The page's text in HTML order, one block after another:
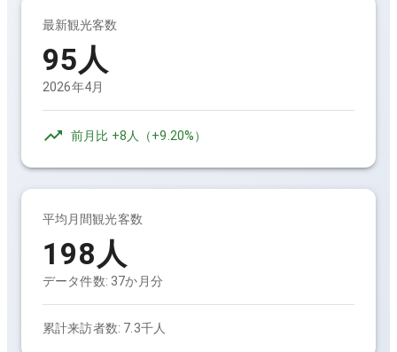
最新観光客数
95人
2026年4月
前月比 +8人 （+9.20%）
平均月間観光客数
198人
データ件数: 37か月分
累計来訪者数: 7.3千人